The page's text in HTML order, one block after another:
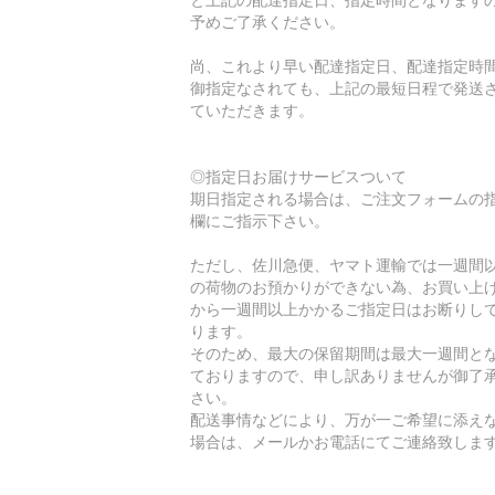
予めご了承ください。
尚、これより早い配達指定日、配達指定時
御指定なされても、上記の最短日程で発送
ていただきます。
◎指定日お届けサービスついて
期日指定される場合は、ご注文フォームの
欄にご指示下さい。
ただし、佐川急便、ヤマト運輸では一週間
の荷物のお預かりができない為、お買い上
から一週間以上かかるご指定日はお断りし
ります。
そのため、最大の保留期間は最大一週間と
ておりますので、申し訳ありませんが御了
さい。
配送事情などにより、万が一ご希望に添え
場合は、メールかお電話にてご連絡致します